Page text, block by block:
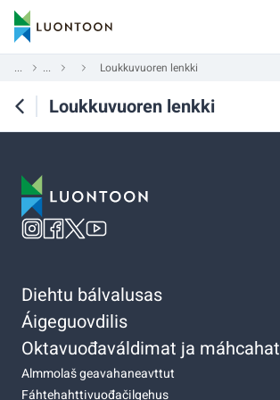
... ... Loukkuvuoren lenkki
Loukkuvuoren lenkki
Diehtu bálvalusas
Áigeguovdilis
Oktavuođaváldimat ja máhcahat
Almmolaš geavahaneavttut
Fáhtehahttivuođačilgehus